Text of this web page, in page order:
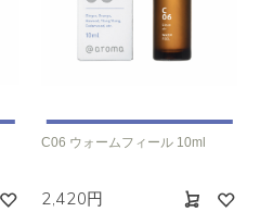
C06 ウォームフィール 10ml
2,420円